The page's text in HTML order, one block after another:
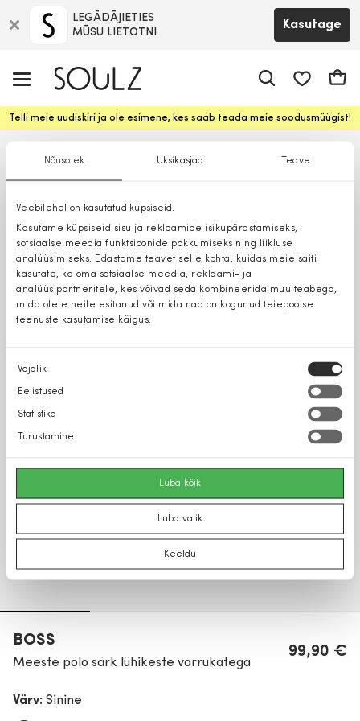
Nõusolek Üksikasjad Teave
Veebilehel on kasutatud küpsiseid.
Kasutame küpsiseid sisu ja reklaamide isikupärastamiseks,
sotsiaalse meedia funktsioonide pakkumiseks ning liikluse
analüüsimiseks. Edastame teavet selle kohta, kuidas meie saiti
kasutate, ka oma sotsiaalse meedia, reklaami- ja
analüüsipartneritele, kes võivad seda kombineerida muu teabega,
mida olete neile esitanud või mida nad on kogunud teiepoolse
teenuste kasutamise käigus.
Nõusoleku
valik
Vajalik
Eelistused
Statistika
Turustamine
Luba kõik
Luba valik
Keeldu
LEGĀDĀJIETIES
MŪSU LIETOTNI
Kasutage
Telli meie uudiskiri ja ole esimene, kes saab teada meie soodusmüügist!
BOSS
Meeste polo särk lühikeste varrukatega
99,90 €
Värv: Sinine